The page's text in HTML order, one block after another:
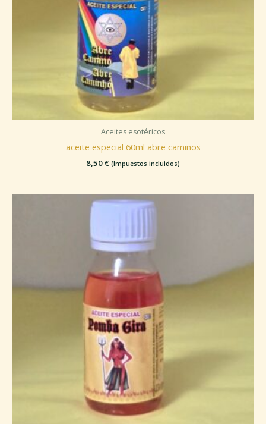
Aceites esotéricos
aceite especial 60ml abre caminos
8,50€ (Impuestos incluidos)